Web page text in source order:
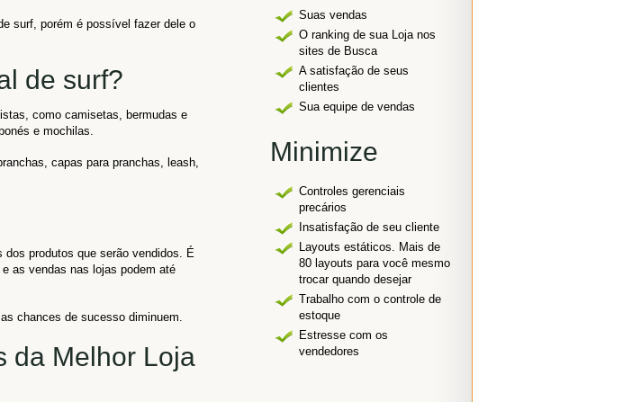
surf, porém é possível fazer dele o
de surf?
como camisetas, bermudas e
e mochilas.
capas para pranchas, leash,
produtos que serão vendidos. É
as vendas nas lojas podem até
chances de sucesso diminuem.
da Melhor Loja
Suas vendas
O ranking de sua Loja nos
sites de Busca
A satisfação de seus
clientes
Sua equipe de vendas
Minimize
Controles gerenciais
precários
Insatisfação de seu cliente
Layouts estáticos. Mais de
80 layouts para você mesmo
trocar quando desejar
Trabalho com o controle de
estoque
Estresse com os
vendedores